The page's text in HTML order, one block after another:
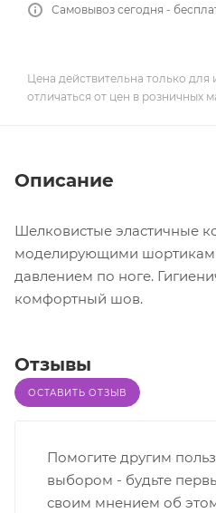
Самовывоз сегодня -
Цена действительна только
отличаться от цен в розничных
Описание
Шелковистые эластичные
моделирующими
давлением по ноге.
комфортный шов.
Отзывы
ОСТАВИТЬ ОТЗЫВ
Помогите другим
выбором - будьте
своим мнением об